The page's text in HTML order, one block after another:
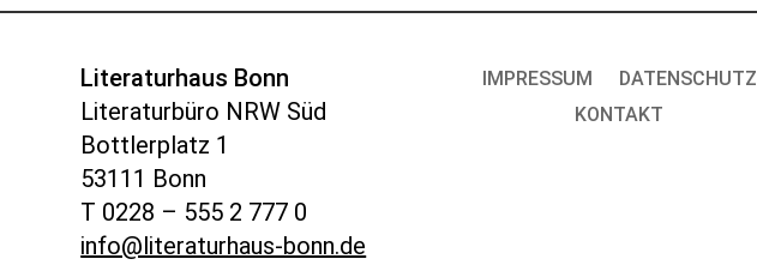
Literaturhaus Bonn
Literaturbüro NRW Süd
Bottlerplatz 1
53111 Bonn
T 0228 – 555 2 777 0
info@literaturhaus-bonn.de
IMPRESSUM
DATENSCHUTZ
KONTAKT